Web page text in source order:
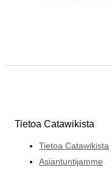
Tietoa Catawikista
Tietoa Catawikista
Asiantuntijamme